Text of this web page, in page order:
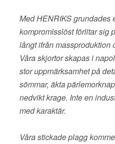
Med HENRIKS grundades
kompromisslöst förlitar sig
långt ifrån massproduktion
Våra skjortor skapas i
stor uppmärksamhet på
sömmar, äkta
nedvikt krage. Inte en
med karaktär.
Våra stickade plagg